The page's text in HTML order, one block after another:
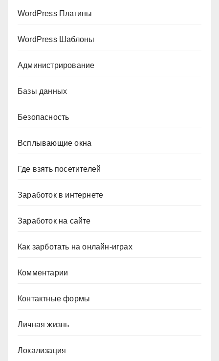
WordPress Плагины
WordPress Шаблоны
Администрирование
Базы данных
Безопасность
Всплывающие окна
Где взять посетителей
Заработок в интернете
Заработок на сайте
Как зарботать на онлайн-играх
Комментарии
Контактные формы
Личная жизнь
Локализация